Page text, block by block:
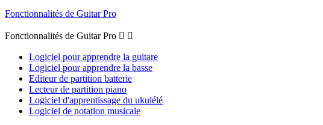
Fonctionnalités de Guitar Pro
Fonctionnalités de Guitar Pro  
Logiciel pour apprendre la guitare
Logiciel pour apprendre la basse
Editeur de partition batterie
Lecteur de partition piano
Logiciel d'apprentissage du ukulélé
Logiciel de notation musicale